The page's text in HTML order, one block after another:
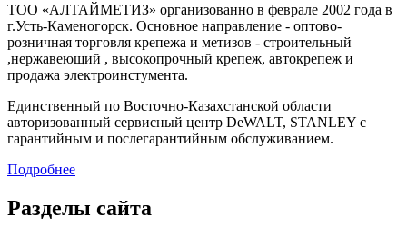
ТОО «АЛТАЙМЕТИЗ» организованно в феврале 2002 года в
г.Усть-Каменогорск. Основное направление - оптово-
розничная торговля крепежа и метизов - строительный
,нержавеющий , высокопрочный крепеж, автокрепеж и
продажа электроинстумента.
Единственный по Восточно-Казахстанской области
авторизованный сервисный центр DeWALT, STANLEY с
гарантийным и послегарантийным обслуживанием.
Подробнее
Разделы сайта